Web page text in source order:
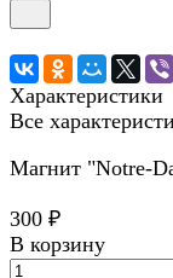
Характеристики
Все
Магнит "Notre-
300 ₽
В корзину